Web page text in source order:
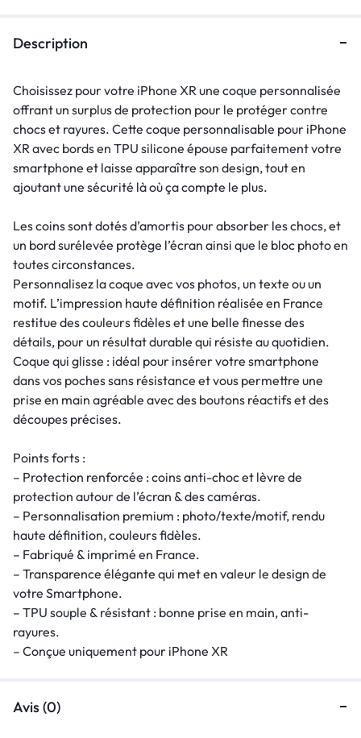
Description
Choisissez pour votre iPhone XR une coque personnalisée
offrant un surplus de protection pour le protéger contre
chocs et rayures. Cette coque personnalisable pour iPhone
XR avec bords en TPU silicone épouse parfaitement votre
smartphone et laisse apparaître son design, tout en
ajoutant une sécurité là où ça compte le plus.
Les coins sont dotés d’amortis pour absorber les chocs, et
un bord surélevée protège l’écran ainsi que le bloc photo en
toutes circonstances.
Personnalisez la coque avec vos photos, un texte ou un
motif. L’impression haute définition réalisée en France
restitue des couleurs fidèles et une belle finesse des
détails, pour un résultat durable qui résiste au quotidien.
Coque qui glisse : idéal pour insérer votre smartphone
dans vos poches sans résistance et vous permettre une
prise en main agréable avec des boutons réactifs et des
découpes précises.
Points forts :
– Protection renforcée : coins anti-choc et lèvre de
protection autour de l’écran & des caméras.
– Personnalisation premium : photo/texte/motif, rendu
haute définition, couleurs fidèles.
– Fabriqué & imprimé en France.
– Transparence élégante qui met en valeur le design de
votre Smartphone.
– TPU souple & résistant : bonne prise en main, anti-
rayures.
– Conçue uniquement pour iPhone XR
Avis (0)